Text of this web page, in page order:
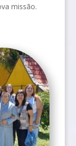
missão.